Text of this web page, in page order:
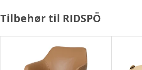
Tilbehør til RIDSPÖ